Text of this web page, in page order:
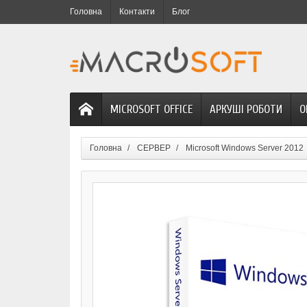
Головна Контакти Блог
MICROSOFT OFFICE АРКУШІ РОБОТИ
Головна СЕРВЕР Microsoft Windows Server 2012